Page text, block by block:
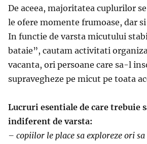
De aceea, majoritatea cuplurilor
le ofere momente frumoase, dar
In functie de varsta micutului
bataie”, cautam activitati
vacanta, ori persoane care sa-l
supravegheze pe micut pe toata
Lucruri esentiale de care trebuie
indiferent de varsta:
– copiilor le place sa exploreze ori